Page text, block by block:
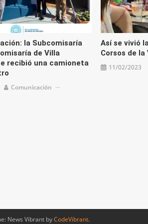
la Subcomisaría
de Villa
recibió una camioneta
Comunicación
Así se vivió
Corsos de la
11/02/2023
News Vibrant byCodeVibrant.